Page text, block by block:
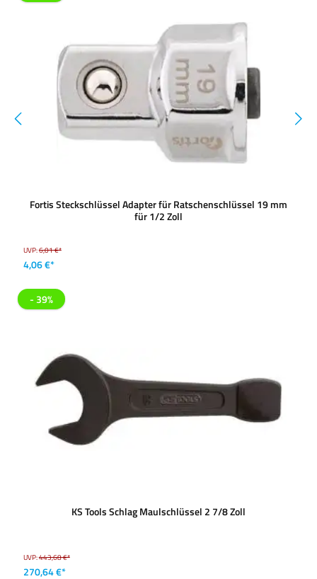
Fortis Steckschlüssel Adapter für Ratschenschlüssel 19 mm
für 1/2 Zoll
UVP:6,01 €*
4,06 €*
- 39%
KS Tools Schlag Maulschlüssel 2 7/8 Zoll
UVP:443,68 €*
270,64 €*